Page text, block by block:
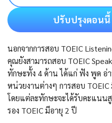
ปรับปรุงตอนนี้
นอกจากการสอบ TOEIC
คุณยังสามารถสอบ TOEIC
ทักษะทั้ง 4 ด้าน ได้แก่ ฟัง พูด อ่
หน่วยงานต่างๆ การสอบ
โดยแต่ละทักษะจะได้รับคะแนน
รอง TOEIC มีอายุ 2 ปี